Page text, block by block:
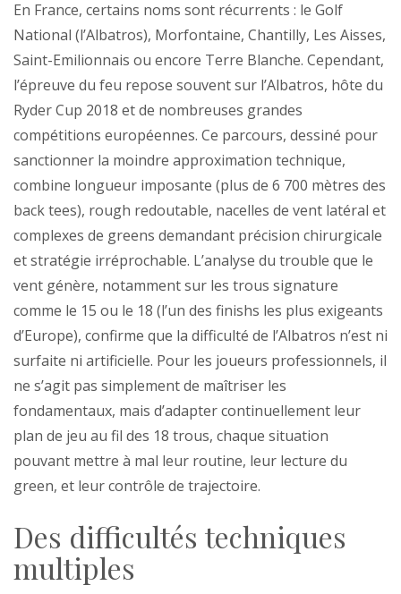
En France, certains noms sont récurrents : le Golf
National (l’Albatros), Morfontaine, Chantilly, Les Aisses,
Saint-Emilionnais ou encore Terre Blanche. Cependant,
l’épreuve du feu repose souvent sur l’Albatros, hôte du
Ryder Cup 2018 et de nombreuses grandes
compétitions européennes. Ce parcours, dessiné pour
sanctionner la moindre approximation technique,
combine longueur imposante (plus de 6 700 mètres des
back tees), rough redoutable, nacelles de vent latéral et
complexes de greens demandant précision chirurgicale
et stratégie irréprochable. L’analyse du trouble que le
vent génère, notamment sur les trous signature
comme le 15 ou le 18 (l’un des finishs les plus exigeants
d’Europe), confirme que la difficulté de l’Albatros n’est ni
surfaite ni artificielle. Pour les joueurs professionnels, il
ne s’agit pas simplement de maîtriser les
fondamentaux, mais d’adapter continuellement leur
plan de jeu au fil des 18 trous, chaque situation
pouvant mettre à mal leur routine, leur lecture du
green, et leur contrôle de trajectoire.
Des difficultés techniques
multiples